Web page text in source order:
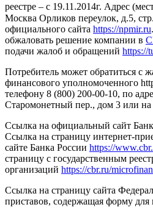
реестре – с 19.11.2014г. Адрес
Москва Орликов переулок, д.5,
официального сайта https://npmir.ru
обжаловать решение компании в
подачи жалоб и обращений https://
Потребитель может обратиться с
финансового уполномоченного
телефону 8 (800) 200-00-10, по
Старомонетный пер., дом 3 или на
Ссылка на официальный сайт
Ссылка на страницу интернет-
сайте Банка России https://
страницу с государственным
организаций https://cbr.ru/
Ссылка на страницу сайта
приставов, содержащая форму